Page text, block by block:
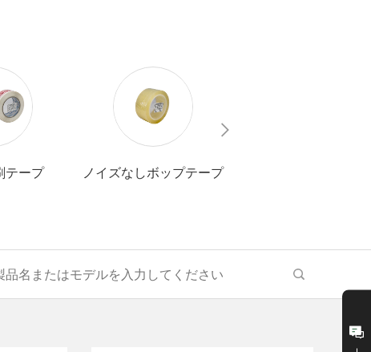
テープ ノイズなしボップテープ